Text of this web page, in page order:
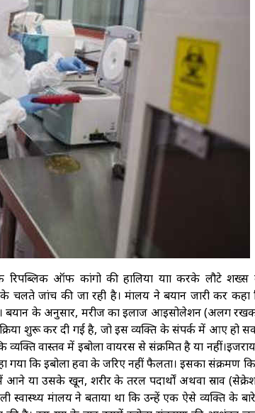
रिपब्लिक ऑफ कांगो की हालिया यात्रा करके लौटे शख्स
जांच की जा रही है। मंत्रालय ने बयान जारी कर कहा
बयान के अनुसार, मरीज का इलाज आइसोलेशन (अलग
शुरू कर दी गई है, जो इस व्यक्ति के संपर्क में आए हो
व्यक्ति वास्तव में इबोला वायरस से संक्रमित है या
कि इबोला हवा के जरिए नहीं फैलता। इसका संक्रमण
आने या उसके खून, शरीर के तरल पदार्थों अथवा स्राव
मंत्रालय ने बताया था कि उन्हें एक ऐसे व्यक्ति के